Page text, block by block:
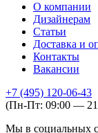
О компании
Дизайнерам
Статьи
Доставка и
Контакты
Вакансии
+7 (495) 120-06-43
(Пн-Пт: 09:00 —
Мы в социальных